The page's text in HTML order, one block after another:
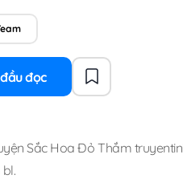
đọc
Sắc Hoa Đỏ Thắm
bl.